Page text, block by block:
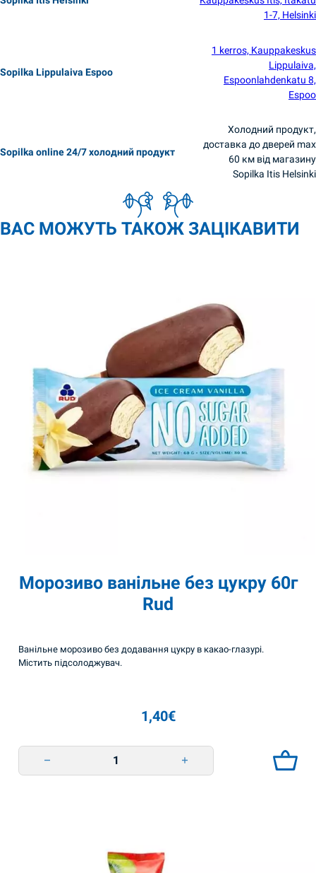
1-7, Helsinki
Sopilka Lippulaiva Espoo
1 kerros, Kauppakeskus
Lippulaiva,
Espoonlahdenkatu 8,
Espoo
Sopilka online 24/7 холодний продукт
Холодний продукт,
доставка до дверей max
60 км від магазину
Sopilka Itis Helsinki
ВАС МОЖУТЬ ТАКОЖ ЗАЦІКАВИТИ
Морозиво ванільне без цукру 60г
Rud
Ванільне морозиво без додавання цукру в какао-глазурі.
Містить підсолоджувач.
1,40€
Морозиво ванільне без цукру 60г Rud quantity